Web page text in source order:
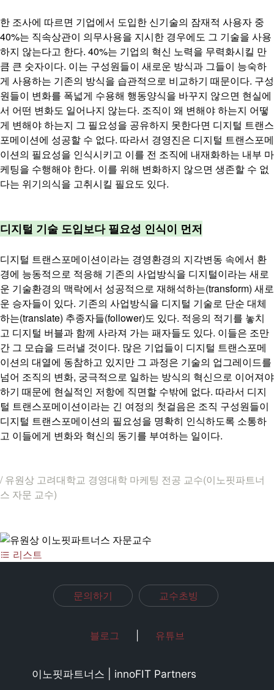
한 조사에 따르면 기업에서 도입한 신기술의 잠재적 사용자 중
40%는 직속상관이 의무사용을 지시한 경우에도 그 기술을 사용
하지 않는다고 한다. 40%는 기업의 혁신 노력을 무력화시킬 만
큼 큰 숫자이다. 이는 구성원들이 새로운 방식과 그들이 능숙하
게 사용하는 기존의 방식을 습관적으로 비교하기 때문이다. 구성
원들이 변화를 폭넓게 수용해 행동양식을 바꾸지 않으면 현실에
서 어떤 변화도 일어나지 않는다. 조직이 왜 변해야 하는지 어떻
게 변해야 하는지 그 필요성을 공유하지 못한다면 디지털 트랜스
포메이션에 성공할 수 없다. 따라서 경영진은 디지털 트랜스포메
이션의 필요성을 인식시키고 이를 전 조직에 내재화하는 내부 마
케팅을 수행해야 한다. 이를 위해 변화하지 않으면 생존할 수 없
다는 위기의식을 고취시킬 필요도 있다.
디지털 기술 도입보다 필요성 인식이 먼저
디지털 트랜스포메이션이라는 경영환경의 지각변동 속에서 환
경에 능동적으로 적응해 기존의 사업방식을 디지털이라는 새로
운 기술환경의 맥락에서 성공적으로 재해석하는(transform) 새로
운 승자들이 있다. 기존의 사업방식을 디지털 기술로 단순 대체
하는(translate) 추종자들(follower)도 있다. 적응의 적기를 놓치
고 디지털 버블과 함께 사라져 가는 패자들도 있다. 이들은 조만
간 그 모습을 드러낼 것이다. 많은 기업들이 디지털 트랜스포메
이션의 대열에 동참하고 있지만 그 과정은 기술의 업그레이드를
넘어 조직의 변화, 궁극적으로 일하는 방식의 혁신으로 이어져야
하기 때문에 현실적인 저항에 직면할 수밖에 없다. 따라서 디지
털 트랜스포메이션이라는 긴 여정의 첫걸음은 조직 구성원들이
디지털 트랜스포메이션의 필요성을 명확히 인식하도록 소통하
고 이들에게 변화와 혁신의 동기를 부여하는 일이다.
/유원상 고려대학교 경영대학 마케팅 전공 교수(이노핏파트너
스 자문 교수)
리스트
문의하기 교수초빙
블로그 유튜브
이노핏파트너스 | innoFIT Partners